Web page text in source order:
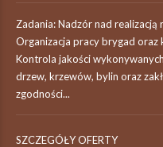
Zadania: Nadzór nad
Organizacja pracy brygad
Kontrola jakości
drzew, krzewów, bylin oraz
zgodności...
SZCZEGÓŁY OFERTY